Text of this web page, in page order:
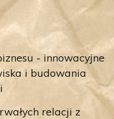
- innowacyjne
i budowania
relacji z